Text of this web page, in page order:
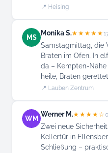
📍 Heising
MS
Monika S.★★★★★
Samstagmittag, die
Braten im Ofen. In
da – Kempten-Nähe
heile, Braten
📍 Lauben Zentrum
WM
Werner M.★★★★☆
Zwei neue
Kellertür in
Schließung –